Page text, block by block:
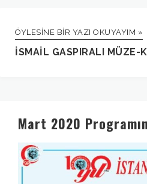
ÖYLESINE BIR YAZI OKUYAYIM »
İSMAIL GASPIRALI MÜZE-
Mart 2020